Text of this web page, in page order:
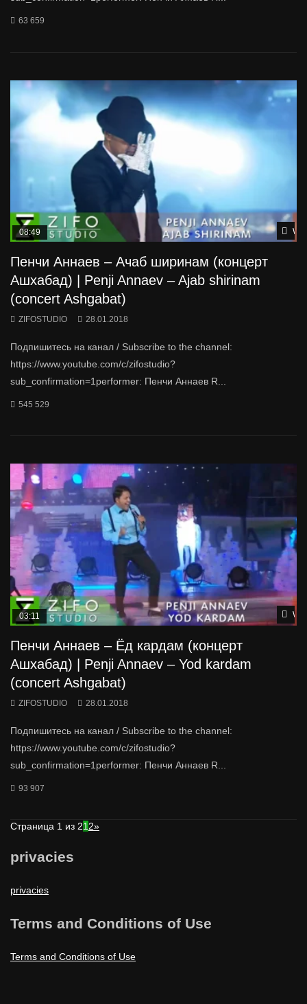
63 659
08:49
Пенчи Аннаев – Ачаб ширинам (концерт
Ашхабад) | Penji Annaev – Ajab shirinam
(concert Ashgabat)
ZIFOSTUDIO 28.01.2018
Подпишитесь на канал / Subscribe to the channel:
https://www.youtube.com/c/zifostudio?
sub_confirmation=1performer: Пенчи Аннаев R...
545 529
03:11
Пенчи Аннаев – Ёд кардам (концерт
Ашхабад) | Penji Annaev – Yod kardam
(concert Ashgabat)
ZIFOSTUDIO 28.01.2018
Подпишитесь на канал / Subscribe to the channel:
https://www.youtube.com/c/zifostudio?
sub_confirmation=1performer: Пенчи Аннаев R...
93 907
Страница 1 из 212»
privacies
privacies
Terms and Conditions of Use
Terms and Conditions of Use